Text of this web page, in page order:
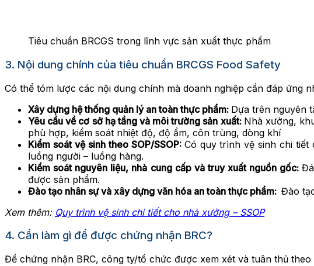
Tiêu chuẩn BRCGS trong lĩnh vực sản xuất thực phẩm
3. Nội dung chính của tiêu chuẩn BRCGS Food Safety
Có thể tóm lược các nội dung chính mà doanh nghiệp cần đáp ứng
Xây dựng hệ thống quản lý an toàn thực phẩm: Dựa trên nguyên
Yêu cầu về cơ sở hạ tầng và môi trường sản xuất: Nhà xưởng,
phù hợp, kiểm soát nhiệt độ, độ ẩm, côn trùng, dòng khí
Kiểm soát vệ sinh theo SOP/SSOP: Có quy trình vệ sinh chi tiết
luồng người – luồng hàng.
Kiểm soát nguyên liệu, nhà cung cấp và truy xuất nguồn gốc:
được sản phẩm.
Đào tạo nhân sự và xây dựng văn hóa an toàn thực phẩm: Đào
Xem thêm: Quy trình vệ sinh chi tiết cho nhà xưởng – SSOP
4. Cần làm gì để được chứng nhận BRC?
Để chứng nhận BRC, công ty/tổ chức được xem xét và tuân thủ